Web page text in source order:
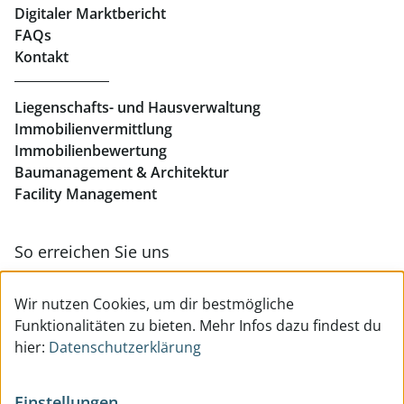
Büros mieten Linz
Geschäftslokale mieten Linz
Digitaler Marktbericht
FAQs
Kontakt
Liegenschafts- und Hausverwaltung
Immobilienvermittlung
Immobilienbewertung
Baumanagement & Architektur
Facility Management
So erreichen Sie uns
Wir nutzen Cookies, um dir bestmögliche
Funktionalitäten zu bieten. Mehr Infos dazu findest du
hier: Datenschutzerklärung